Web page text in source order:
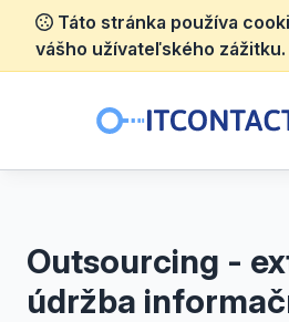
Táto stránka používa
vášho užívateľského zážitku.
Outsourcing -
údržba